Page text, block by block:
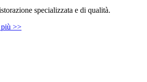
specializzata e di qualità.
>>